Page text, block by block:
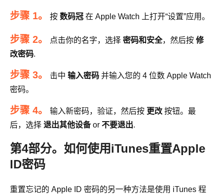
步骤 1。 按 数码冠 在 Apple Watch 上打开“设置”应用。
步骤 2。 点击你的名字，选择 密码和安全，然后按 修
改密码.
步骤 3。 击中 输入密码 并输入您的 4 位数 Apple Watch
密码。
步骤 4。 输入新密码，验证，然后按 更改 按钮。最
后，选择 退出其他设备or 不要退出.
第4部分。如何使用iTunes重置Apple
ID密码
重置忘记的 Apple ID 密码的另一种方法是使用 iTunes 程